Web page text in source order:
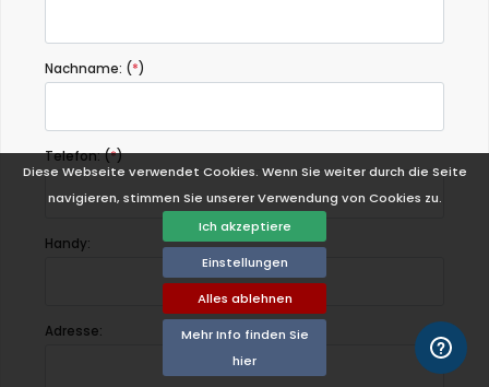
Diese Webseite verwendet Cookies. Wenn Sie weiter durch die Seite
navigieren, stimmen Sie unserer Verwendung von Cookies zu.
Ich akzeptiere
Einstellungen
Alles ablehnen
Mehr Info finden Sie
hier
Nachname: (*)
Telefon: (*)
Handy:
Adresse: